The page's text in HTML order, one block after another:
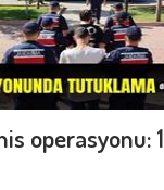
operasyonu: 1